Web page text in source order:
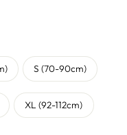
S (70-90cm)
XL (92-112cm)